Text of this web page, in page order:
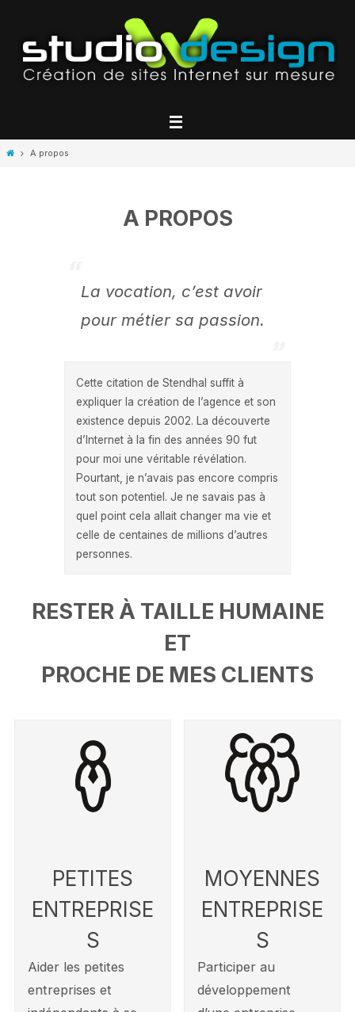
contenu
HomeA propos
A PROPOS
La vocation, c’est avoir
pour métier sa passion.
Cette citation de Stendhal suffit à
expliquer la création de l’agence et son
existence depuis 2002. La découverte
d’Internet à la fin des années 90 fut
pour moi une véritable révélation.
Pourtant, je n’avais pas encore compris
tout son potentiel. Je ne savais pas à
quel point cela allait changer ma vie et
celle de centaines de millions d’autres
personnes.
RESTER À TAILLE HUMAINE
ET
PROCHE DE MES CLIENTS
PETITES
ENTREPRISE
S
Aider les petites
entreprises et
MOYENNES
ENTREPRISE
S
Participer au
développement